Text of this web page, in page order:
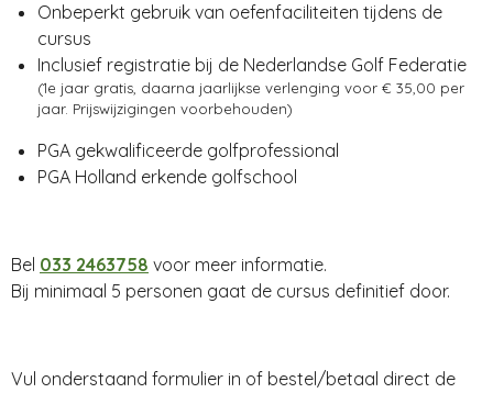
Onbeperkt gebruik van oefenfaciliteiten tijdens de
cursus
Inclusief registratie bij de Nederlandse Golf Federatie
(1e jaar gratis, daarna jaarlijkse verlenging voor € 35,00 per
jaar. Prijswijzigingen voorbehouden)
PGA gekwalificeerde golfprofessional
PGA Holland erkende golfschool
Bel 033 2463758 voor meer informatie.
Bij minimaal 5 personen gaat de cursus definitief door.
Vul onderstaand formulier in of bestel/betaal direct de